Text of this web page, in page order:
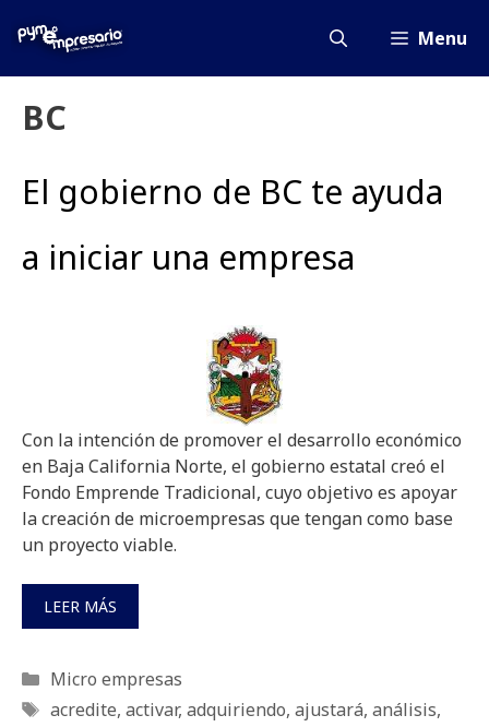
Menu
BC
El gobierno de BC te ayuda
a iniciar una empresa
Con la intención de promover el desarrollo económico
en Baja California Norte, el gobierno estatal creó el
Fondo Emprende Tradicional, cuyo objetivo es apoyar
la creación de microempresas que tengan como base
un proyecto viable.
LEER MÁS
Categorías
Micro empresas
Etiquetas
acredite, activar, adquiriendo, ajustará, análisis,